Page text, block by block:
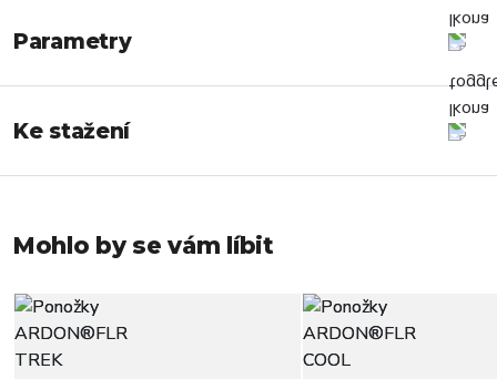
Parametry
Ke stažení
Mohlo by se vám líbit